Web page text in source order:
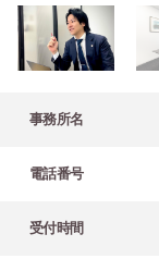
事務所名
電話番号
受付時間